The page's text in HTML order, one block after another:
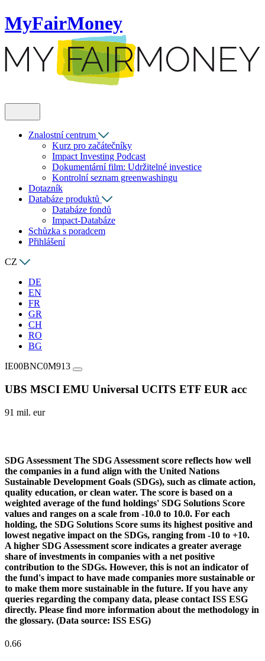
MyFairMoney
Znalostní centrum
Kurz pro začátečníky
Impact Investing Podcast
Dokumentární film: Udržitelné investice
Kontrolní seznam greenwashingu
Dotazník
Databáze produktů
Databáze fondů
Impact-Databáze
Schůzka s poradcem
Přihlášení
CZ
DE
EN
FR
GR
CH
RO
BG
IE00BNC0M913
UBS MSCI EMU Universal UCITS ETF EUR acc
91 mil. eur
SDG Assessment The SDG Assessment score reflects how well
the companies in a fund align with the United Nations
Sustainable Development Goals (SDGs), such as climate action,
quality education, or clean water. The score is based on a
weighted average of the fund holdings' SDG Solutions Score
values and ranges on a scale from -10.0 to 10.0. For each
holding, the SDG Solutions Score sums its highest positive and
lowest negative impact on the SDGs, ranging from -10 to +10.
A higher SDG Assessment score indicates a greater average
share of investments in companies with a net positive
contribution to the SDGs. However, this is not an indicator of
the fund's impact to have made companies more sustainable or
to make them more sustainable in the future. If you have any
queries regarding the company data, please contact ISS ESG
directly. Please find more information about the methodology in
the glossary. (Data source: ISS ESG)
0.66